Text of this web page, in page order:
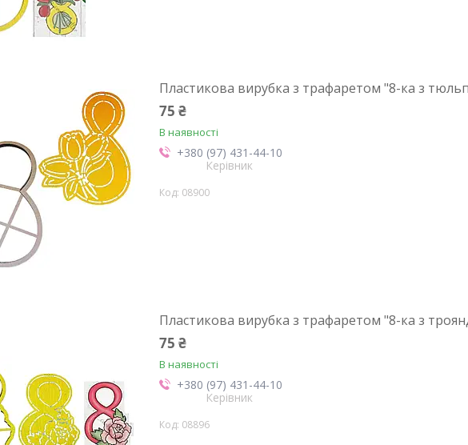
Пластикова вирубка з трафаретом "8-ка з
75 ₴
В наявності
+380 (97) 431-44-10
Керівник
08900
Пластикова вирубка з трафаретом "8-ка з
75 ₴
В наявності
+380 (97) 431-44-10
Керівник
08896